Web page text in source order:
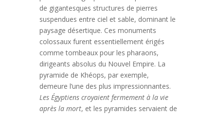
de gigantesques structures de pierres
suspendues entre ciel et sable, dominant le
paysage désertique. Ces monuments
colossaux furent essentiellement érigés
comme tombeaux pour les pharaons,
dirigeants absolus du Nouvel Empire. La
pyramide de Khéops, par exemple,
demeure l’une des plus impressionnantes.
Les Égyptiens croyaient fermement à la vie
après la mort, et les pyramides servaient de